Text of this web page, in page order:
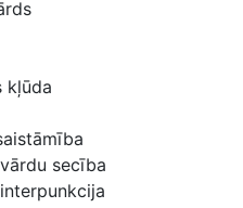
kļūda
secība